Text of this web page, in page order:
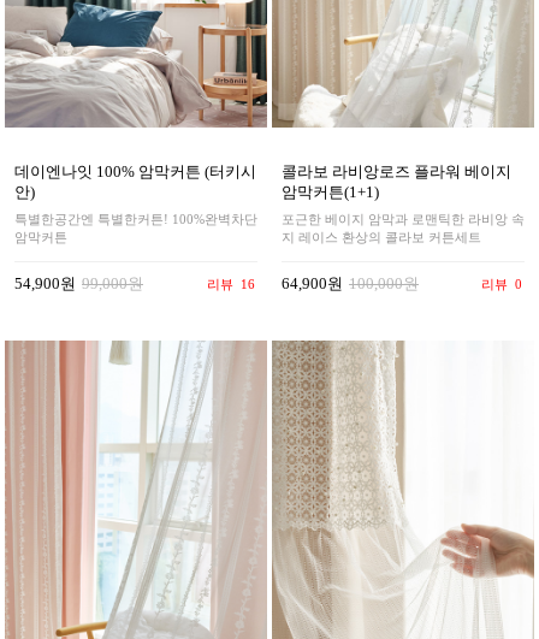
데이엔나잇 100% 암막커튼 (터키시
안)
특별한공간엔 특별한커튼! 100%완벽차단
암막커튼
54,900원 99,000원 리뷰 16
콜라보 라비앙로즈 플라워 베이지
암막커튼(1+1)
포근한 베이지 암막과 로맨틱한 라비앙 속
지 레이스 환상의 콜라보 커튼세트
64,900원 100,000원 리뷰 0